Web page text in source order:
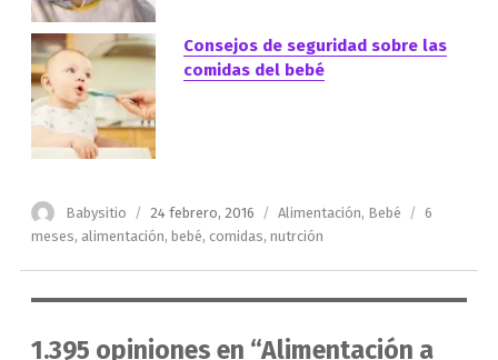
Consejos de seguridad sobre las
comidas del bebé
Autor
Babysitio
Publicado
el
24 febrero, 2016 Categorías
Alimentación, Bebé Etiquetas
6
meses, alimentación, bebé, comidas, nutrción
1.395 opiniones en “Alimentación a